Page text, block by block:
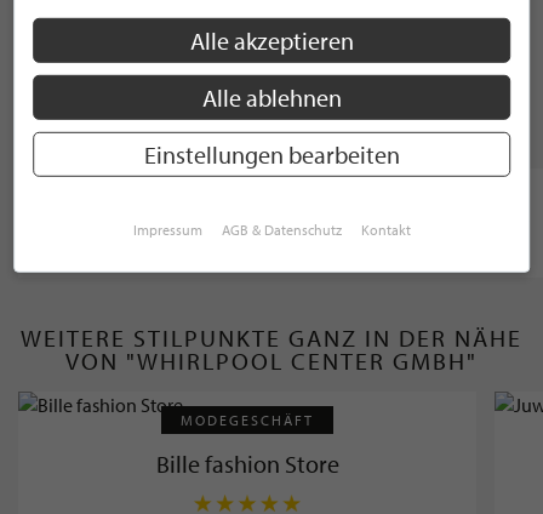
WEITERE KATEGORIEN ANZEIGEN
MARKEN
Dundalk Leisurecraft
WEITERE STILPUNKTE GANZ IN DER NÄHE
VON "WHIRLPOOL CENTER GMBH"
MODEGESCHÄFT
Bille fashion Store
Alle akzeptieren
Alle ablehnen
Einstellungen bearbeiten
Impressum AGB & Datenschutz Kontakt